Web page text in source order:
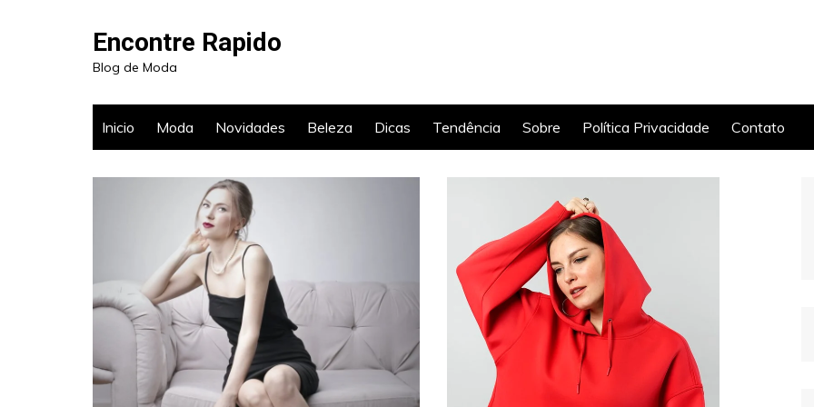
Encontre Rapido
Blog de Moda
Inicio Moda Novidades Beleza Dicas Tendência Sobre Política Privacidade Contato